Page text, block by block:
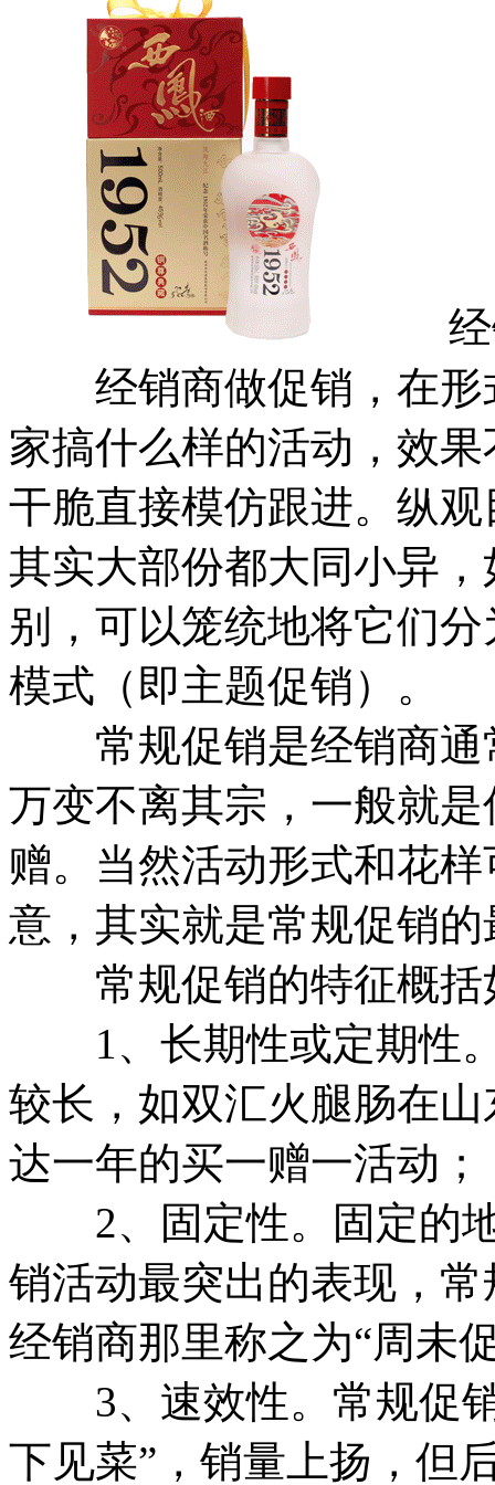
经
经销商做促销，在形
家搞什么样的活动，效
干脆直接模仿跟进。纵
其实大部份都大同小异
别，可以笼统地将它们
模式（即主题促销）。
常规促销是经销商通
万变不离其宗，一般就
赠。当然活动形式和花
意，其实就是常规促销
常规促销的特征概括
1、长期性或定期性。
较长，如双汇火腿肠在
达一年的买一赠一活动；
2、固定性。固定的地
销活动最突出的表现，
经销商那里称之为“周未
3、速效性。常规促销
下见菜”，销量上扬，但